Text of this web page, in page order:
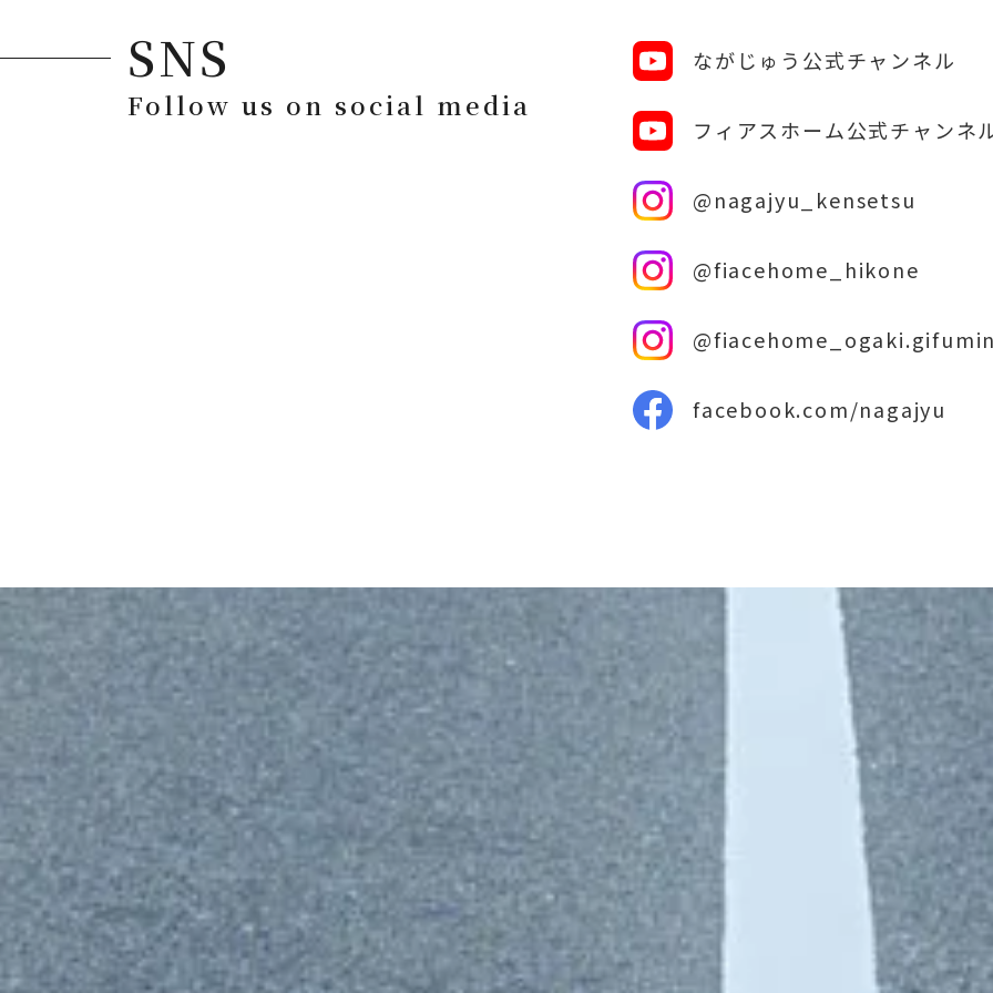
SNS
Follow us on social media
ながじゅう公式チャンネル
フィアスホーム公式チャンネ
@nagajyu_kensetsu
@fiacehome_hikone
facebook.com/nagajyu